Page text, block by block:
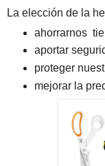
La elección de la
ahorrarnos
aportar
proteger
mejorar la